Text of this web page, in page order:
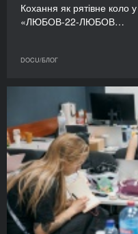
Кохання як рятівне коло
«ЛЮБОВ-22-ЛЮБОВ…
DOCU/БЛОГ